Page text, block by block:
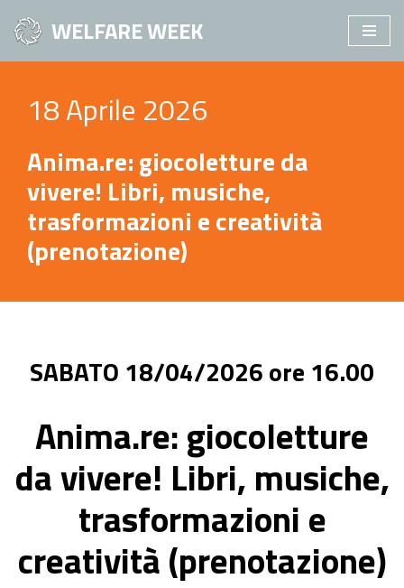
Vai
contenuto
WELFARE WEEK
18 Aprile 2026
Anima.re: giocoletture da
vivere! Libri, musiche,
trasformazioni e creatività
(prenotazione)
SABATO 18/04/2026 ore 16.00
Anima.re: giocoletture
da vivere! Libri, musiche,
trasformazioni e
creatività (prenotazione)